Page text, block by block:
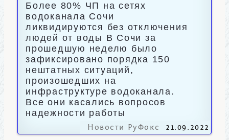
Более 80% ЧП на сетях
водоканала Сочи
ликвидируются без отключения
людей от воды В Сочи за
прошедшую неделю было
зафиксировано порядка 150
нештатных ситуаций,
произошедших на
инфраструктуре водоканала.
Все они касались вопросов
надежности работы
Новости РуФокс 21.09.2022